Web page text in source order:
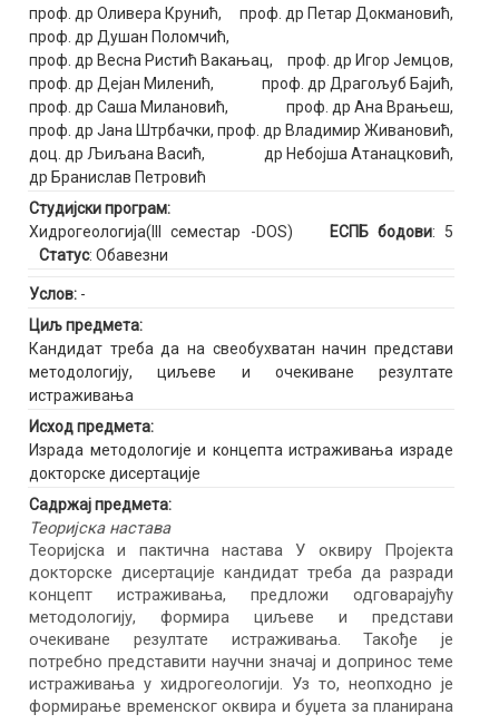
проф. др Оливера Крунић, проф. др Петар Докмановић,
проф. др Душан Поломчић,
проф. др Весна Ристић Вакањац, проф. др Игор Јемцов,
проф. др Дејан Миленић, проф. др Драгољуб Бајић,
проф. др Саша Милановић, проф. др Ана Врањеш,
проф. др Јана Штрбачки, проф. др Владимир Живановић,
доц. др Љиљана Васић, др Небојша Атанацковић,
др Бранислав Петровић
Студијски програм:
Хидрогеологија(III семестар -DOS)
ЕСПБ бодови: 5
Статус: Обавезни
Услов: -
Циљ предмета:
Кандидат треба да на свеобухватан начин представи
методологију, циљеве и очекиване резултате
истраживања
Исход предмета:
Израда методологије и концепта истраживања израде
докторске дисертације
Садржај предмета:
Теоријска настава
Теоријска и пактична настава У оквиру Пројекта
докторске дисертације кандидат треба да разради
концепт истраживања, предложи одговарајућу
методологију, формира циљеве и представи
очекиване резултате истраживања. Такође је
потребно представити научни значај и допринос теме
истраживања у хидрогеологији. Уз то, неопходно је
формирање временског оквира и буџета за планирана